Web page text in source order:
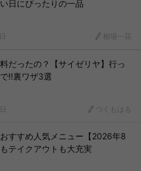
日にぴったりの一品
相場一花
だったの？【サイゼリヤ】行っ
!!裏ワザ3選
つくもはる
すすめ人気メニュー【2026年8
テイクアウトも大充実